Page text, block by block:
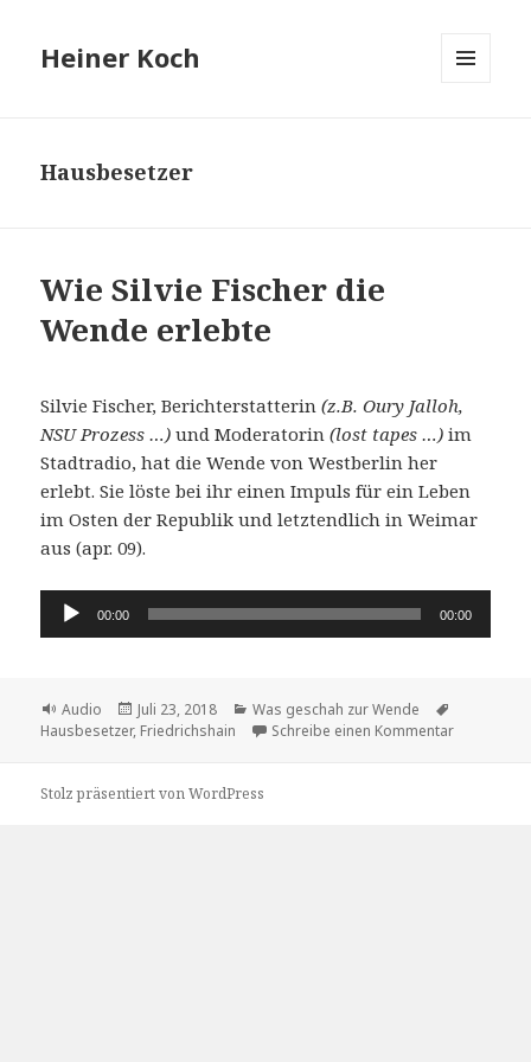
Heiner Koch
Hausbesetzer
Wie Silvie Fischer die
Wende erlebte
Silvie Fischer, Berichterstatterin(z.B. Oury Jalloh,
NSU Prozess …) und Moderatorin(lost tapes …) im
Stadtradio, hat die Wende von Westberlin her
erlebt. Sie löste bei ihr einen Impuls für ein Leben
im Osten der Republik und letztendlich in Weimar
aus (apr. 09).
Audio-
00:00 00:00
Format
Audio
Veröffentlicht
am
Juli 23, 2018 Kategorien
Was geschah zur Wende
Hausbesetzer, Friedrichshain Schreibe einen Kommentarzu Wie
Stolz präsentiert von WordPress